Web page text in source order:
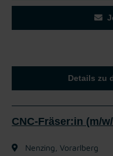
Details zu
CNC-Fräser:in (m/
Nenzing, Vorarlberg